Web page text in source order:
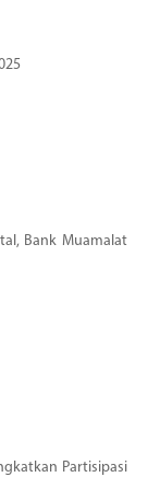
Bank Muamalat
Partisipasi